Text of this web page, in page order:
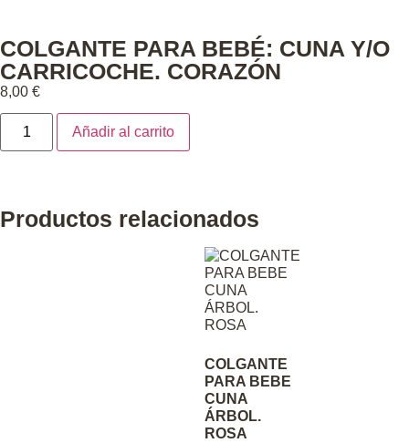
COLGANTE PARA BEBÉ: CUNA Y/O
CARRICOCHE. CORAZÓN
8,00 €
Añadir al carrito
Productos relacionados
COLGANTE
PARA BEBE
CUNA
ÁRBOL.
ROSA